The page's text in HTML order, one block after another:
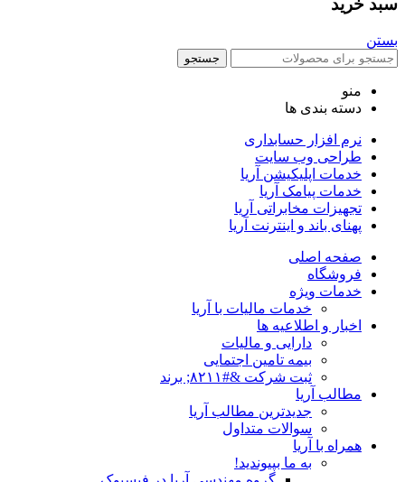
سبد خرید
بستن
جستجو
منو
دسته بندی ها
نرم افزار حسابداری
طراحی وب سایت
خدمات اپلیکیشن آریا
خدمات پیامک آریا
تجهیزات مخابراتی آریا
پهنای باند و اینترنت آریا
صفحه اصلی
فروشگاه
خدمات ویژه
خدمات مالیات با آریا
اخبار و اطلاعیه ها
دارایی و مالیات
بیمه تامین اجتمایی
ثبت شرکت &#۸۲۱۱; برند
مطالب آریا
جدیدترین مطالب آریا
سوالات متداول
همراه با آریا
به ما بپیوندید!